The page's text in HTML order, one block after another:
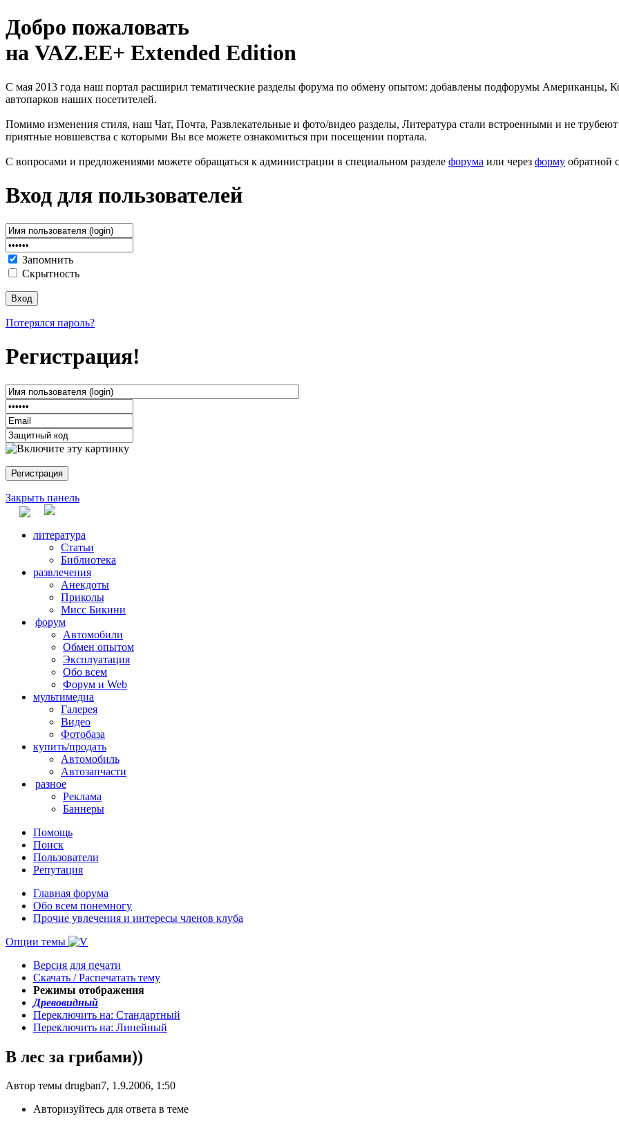
Добро пожаловать
на VAZ.EE+ Extended Edition
С мая 2013 года наш портал расширил тематические разделы форума по обмену опытом: добавлены подфорумы
автопарков наших посетителей.
Помимо изменения стиля, наш Чат, Почта, Развлекательные и фото/видео разделы, Литература стали встроенными и не
приятные новшевства с которыми Вы все можете ознакомиться при посещении портала.
С вопросами и предложениями можете обращаться к администрации в специальном разделе форума или через форму обратной
Вход для пользователей
Запомнить
Скрытность
Потерялся пароль?
Регистрация!
Закрыть панель
литература
Статьи
Библиотека
развлечения
Анекдоты
Приколы
Мисс Бикини
форум
Автомобили
Обмен опытом
Эксплуатация
Обо всем
Форум и Web
мультимедиа
Галерея
Видео
Фотобаза
купить/продать
Автомобиль
Автозапчасти
разное
Реклама
Баннеры
Помощь
Поиск
Пользователи
Репутация
Главная форума
Обо всем понемногу
Прочие увлечения и интересы членов клуба
Опции темы
Версия для печати
Скачать / Распечатать тему
Режимы отображения
Древовидный
Переключить на: Стандартный
Переключить на: Линейный
В лес за грибами))
Автор темы drugban7, 1.9.2006, 1:50
Авторизуйтесь для ответа в теме